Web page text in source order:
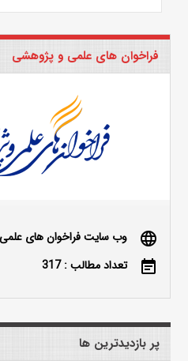
فراخوان های علمی و پژوهشی
language وب سایت فراخوان های
event_note تعداد مطالب : 317
پر بازدیدترین ها